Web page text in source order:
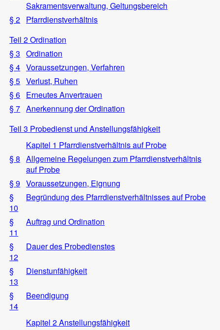
Sakramentsverwaltung, Geltungsbereich
§ 2 Pfarrdienstverhältnis
Teil 2 Ordination
§ 3 Ordination
§ 4 Voraussetzungen, Verfahren
§ 5 Verlust, Ruhen
§ 6 Erneutes Anvertrauen
§ 7 Anerkennung der Ordination
Teil 3 Probedienst und Anstellungsfähigkeit
Kapitel 1 Pfarrdienstverhältnis auf Probe
§ 8 Allgemeine Regelungen zum Pfarrdienstverhältnis
auf Probe
§ 9 Voraussetzungen, Eignung
§
10
Begründung des Pfarrdienstverhältnisses auf Probe
§
11
Auftrag und Ordination
§
12
Dauer des Probedienstes
§
13
Dienstunfähigkeit
§
14
Beendigung
Kapitel 2 Anstellungsfähigkeit